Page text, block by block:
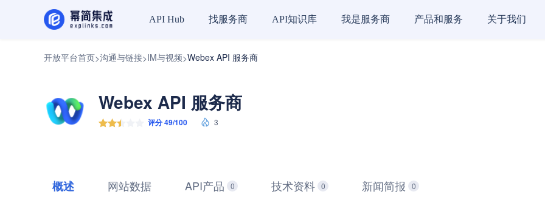
API Hub 找服务商 API知识库 我是服务商 产品和服务 关于我们
开放平台首页>沟通与链接>IM与视频>Webex API 服务商
Webex API 服务商
评分 49/100 3
概述 网站数据 API产品 0 技术资料 0 新闻简报 0